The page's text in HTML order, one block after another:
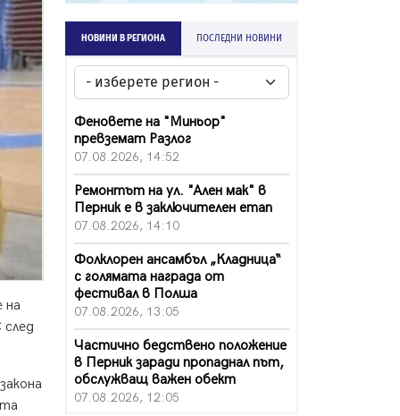
на
НОВИНИ В РЕГИОНА ПОСЛЕДНИ НОВИНИ
Феновете на "Миньор"
превземат Разлог
07.08.2026, 14:52
Ремонтът на ул. "Ален мак" в
Перник е в заключителен етап
07.08.2026, 14:10
Фолклорен ансамбъл „Кладница“
с голямата награда от
фестивал в Полша
07.08.2026, 13:05
Частично бедствено положение
в Перник заради пропаднал път,
обслужващ важен обект
07.08.2026, 12:05